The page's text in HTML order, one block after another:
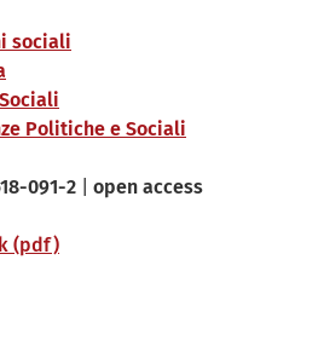
sociali
Politiche e Sociali
091-2 open access
(pdf)